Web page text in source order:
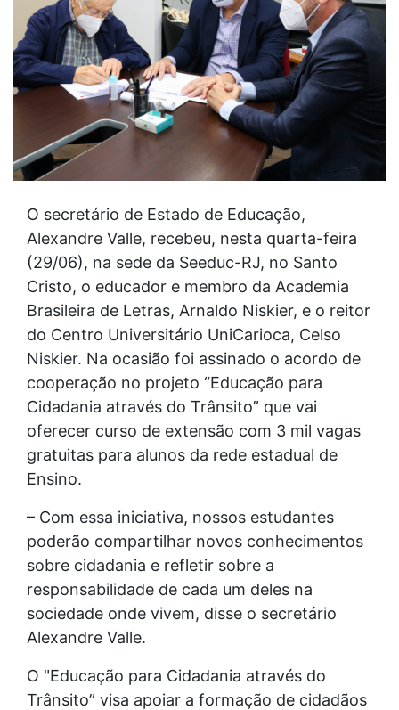
O secretário de Estado de Educação,
Alexandre Valle, recebeu, nesta quarta-feira
(29/06), na sede da Seeduc-RJ, no Santo
Cristo, o educador e membro da Academia
Brasileira de Letras, Arnaldo Niskier, e o reitor
do Centro Universitário UniCarioca, Celso
Niskier. Na ocasião foi assinado o acordo de
cooperação no projeto “Educação para
Cidadania através do Trânsito” que vai
oferecer curso de extensão com 3 mil vagas
gratuitas para alunos da rede estadual de
Ensino.
– Com essa iniciativa, nossos estudantes
poderão compartilhar novos conhecimentos
sobre cidadania e refletir sobre a
responsabilidade de cada um deles na
sociedade onde vivem, disse o secretário
Alexandre Valle.
O "Educação para Cidadania através do
Trânsito” visa apoiar a formação de cidadãos